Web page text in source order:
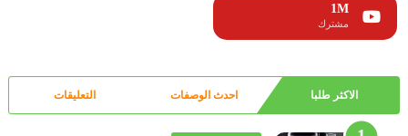
1M
مشترك
الاكثر طلبا احدث الوصفات التعليقات